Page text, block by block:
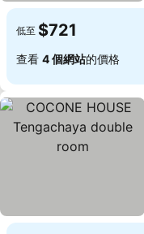
低至 $721
查看 4 個網站的價格